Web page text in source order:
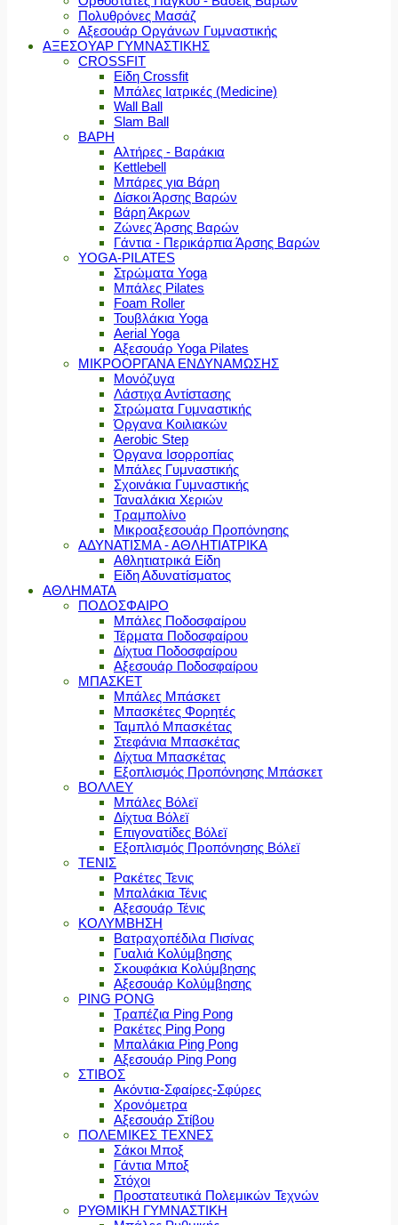
Πολυθρόνες Μασάζ
Αξεσουάρ Οργάνων Γυμναστικής
ΑΞΕΣΟΥΑΡ ΓΥΜΝΑΣΤΙΚΗΣ
CROSSFIT
Είδη Crossfit
Μπάλες Ιατρικές (Medicine)
Wall Ball
Slam Ball
ΒΑΡΗ
Αλτήρες - Βαράκια
Kettlebell
Μπάρες για Βάρη
Δίσκοι Άρσης Βαρών
Βάρη Άκρων
Ζώνες Άρσης Βαρών
Γάντια - Περικάρπια Άρσης Βαρών
YOGA-PILATES
Στρώματα Yoga
Μπάλες Pilates
Foam Roller
Τουβλάκια Yoga
Aerial Yoga
Αξεσουάρ Yoga Pilates
ΜΙΚΡΟΟΡΓΑΝΑ ΕΝΔΥΝΑΜΩΣΗΣ
Μονόζυγα
Λάστιχα Αντίστασης
Στρώματα Γυμναστικής
Όργανα Κοιλιακών
Aerobic Step
Όργανα Ισορροπίας
Μπάλες Γυμναστικής
Σχοινάκια Γυμναστικής
Ταναλάκια Χεριών
Τραμπολίνο
Μικροαξεσουάρ Προπόνησης
ΑΔΥΝΑΤΙΣΜΑ - ΑΘΛΗΤΙΑΤΡΙΚΑ
Αθλητιατρικά Είδη
Είδη Αδυνατίσματος
ΑΘΛΗΜΑΤΑ
ΠΟΔΟΣΦΑΙΡΟ
Μπάλες Ποδοσφαίρου
Τέρματα Ποδοσφαίρου
Δίχτυα Ποδοσφαίρου
Αξεσουάρ Ποδοσφαίρου
ΜΠΑΣΚΕΤ
Μπάλες Μπάσκετ
Μπασκέτες Φορητές
Ταμπλό Μπασκέτας
Στεφάνια Μπασκέτας
Δίχτυα Μπασκέτας
Εξοπλισμός Προπόνησης Μπάσκετ
ΒΟΛΛΕΥ
Μπάλες Βόλεϊ
Δίχτυα Βόλεϊ
Επιγονατίδες Βόλεϊ
Εξοπλισμός Προπόνησης Βόλεϊ
ΤΕΝΙΣ
Ρακέτες Τενις
Μπαλάκια Τένις
Αξεσουάρ Τένις
ΚΟΛΥΜΒΗΣΗ
Βατραχοπέδιλα Πισίνας
Γυαλιά Κολύμβησης
Σκουφάκια Κολύμβησης
Αξεσουάρ Κολύμβησης
PING PONG
Τραπέζια Ping Pong
Ρακέτες Ping Pong
Μπαλάκια Ping Pong
Αξεσουάρ Ping Pong
ΣΤΙΒΟΣ
Ακόντια-Σφαίρες-Σφύρες
Χρονόμετρα
Αξεσουάρ Στίβου
ΠΟΛΕΜΙΚΕΣ ΤΕΧΝΕΣ
Σάκοι Μποξ
Γάντια Μποξ
Στόχοι
Προστατευτικά Πολεμικών Τεχνών
ΡΥΘΜΙΚΗ ΓΥΜΝΑΣΤΙΚΗ